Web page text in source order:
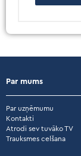
Par mums
Par uzņēmumu
Kontakti
Atrodi sev tuvāko TV
Trauksmes celšana